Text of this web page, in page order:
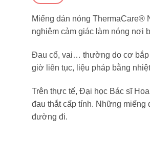
Miếng dán nóng ThermaCare®
nghiệm cảm giác làm nóng nơi
Đau cổ, vai… thường do cơ bắp
giờ liên tục, liệu pháp bằng
Trên thực tế, Đại học Bác sĩ
đau thắt cấp tính. Những miếng
đường đi.